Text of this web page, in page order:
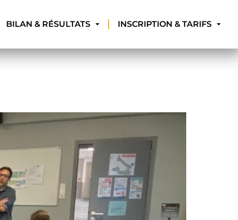
BILAN & RÉSULTATS INSCRIPTION & TARIFS